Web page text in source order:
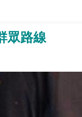
眾路線